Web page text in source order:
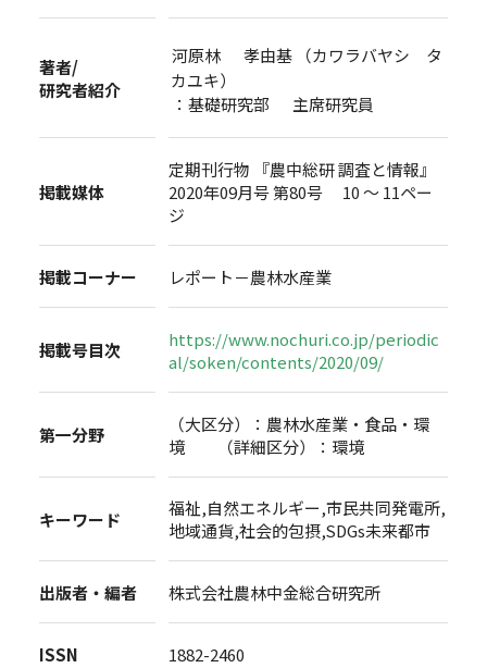
著者/
研究者紹介
河原林 孝由基 （カワラバヤシ タ
カユキ）
：基礎研究部 主席研究員
掲載媒体
定期刊行物 『農中総研 調査と情報』
2020年09月号 第80号 10 ～ 11ペー
ジ
掲載コーナー レポート－農林水産業
掲載号目次
https://www.nochuri.co.jp/periodic
al/soken/contents/2020/09/
第一分野
（大区分）：農林水産業・食品・環
境 （詳細区分）：環境
キーワード
福祉,自然エネルギー,市民共同発電所,
地域通貨,社会的包摂,SDGs未来都市
出版者・編者 株式会社農林中金総合研究所
ISSN 1882-2460